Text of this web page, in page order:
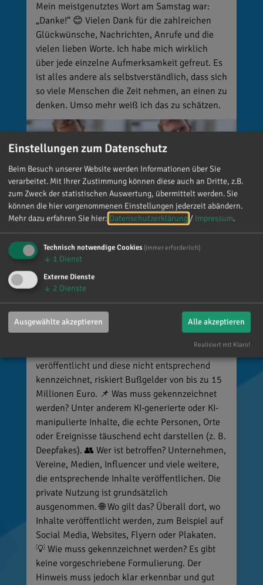
Mein meistgenutztes Wort am Samstag war:
„Danke!“ 😊 Vielen Dank für die zahlreichen
Glückwünsche, Nachrichten, Anrufe und die
vielen lieben Worte. Ich habe mich wirklich
über jede einzelne Aufmerksamkeit gefreut. Es
ist alles andere als selbstverständlich, dass sich
so viele Menschen die Zeit nehmen, an einen zu
denken. Umso mehr weiß ich das zu schätzen.
Reinhard Brandl
sofort gelten neue Vorschriften für die
Kennzeichnung bestimmter KI-Inhalte. ⚠️
veröffentlicht und diese nicht entsprechend
kennzeichnet, riskiert Bußgelder von bis zu 15
Millionen Euro. 📌 Was muss gekennzeichnet
werden? Unter anderem KI-generierte oder KI-
manipulierte Inhalte, die echte Personen, Orte
oder Ereignisse täuschend echt darstellen (z. B.
Deepfakes). 👥 Wer ist betroffen? Unternehmen,
Vereine, Medien, Influencer und viele weitere,
die entsprechende Inhalte veröffentlichen. Die
private Nutzung ist grundsätzlich
ausgenommen. 🌐 Wo gilt das? Überall dort, wo
Inhalte veröffentlicht werden, zum Beispiel auf
Social Media, Websites, Flyern oder Plakaten.
💡 Wie muss gekennzeichnet werden? Es gibt
keine vorgeschriebene Formulierung. Der
Hinweis muss jedoch klar erkennbar und gut
Einstellungen zum Datenschutz
Beim Besuch unserer Website werden Informationen über Sie
verarbeitet. Mit Ihrer Zustimmung können diese auch an Dritte, z.B.
zum Zweck der statistischen Auswertung, übermittelt werden. Sie
können die hier vorgenommenen Einstellungen jederzeit abändern.
Mehr dazu erfahren Sie hier: Datenschutzerklärung / Impressum.
Technisch notwendige Cookies (immer erforderlich)
↓ 1 Dienst
Externe Dienste
↓ 2 Dienste
Ausgewählte akzeptieren Alle akzeptieren
Realisiert mit Klaro!